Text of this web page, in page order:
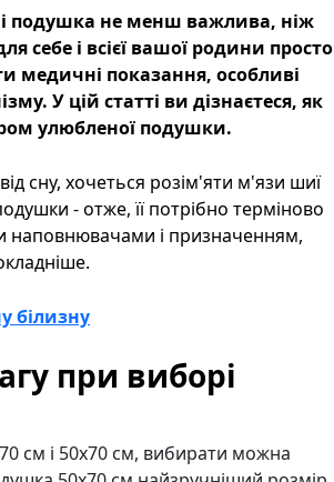
подушка не менш важлива, ніж
себе і всієї вашої родини просто
медичні показання, особливі
У цій статті ви дізнаєтеся, як
улюбленої подушки.
сну, хочеться розім'яти м'язи шиї
- отже, її потрібно терміново
наповнювачами і призначенням,
білизну
при виборі
см і 50x70 см, вибирати можна